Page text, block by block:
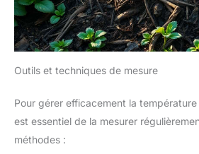
Outils et techniques de mesure
Pour gérer efficacement la
est essentiel de la mesurer
méthodes :